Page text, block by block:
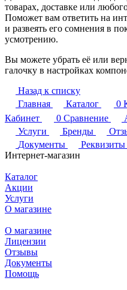
товарах, доставке или
Поможет вам ответить на
и развеять его сомнения в
усмотрению.
Вы можете убрать её или
галочку в настройках
Назад к списку
Главная
Каталог 0
Кабинет
0 Сравнение
Услуги
Бренды
Документы
Реквизиты
Интернет-магазин
Каталог
Акции
Услуги
О магазине
О магазине
Лицензии
Отзывы
Документы
Помощь